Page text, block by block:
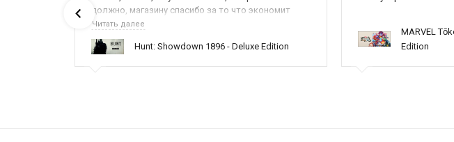
должно, магазину спасибо за то что экономит
наше время,нервы и деньги, ребята вы красава
всех только вы и оказываете помощь
Читать далее
Hunt: Showdown 1896 - Deluxe Edition
MARVEL
Edition